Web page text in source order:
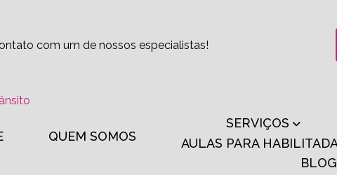
com um de nossos especialistas!
QUEM SOMOS
SERVIÇOS
AULAS PARA
BLOG